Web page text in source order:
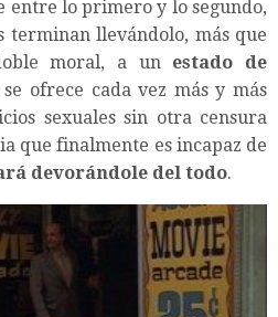
entre lo primero y lo segundo,
terminan llevándolo, más que
moral, a un estado de
ofrece cada vez más y más
sexuales sin otra censura
que finalmente es incapaz de
devorándole del todo.